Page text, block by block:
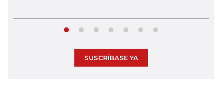
SUSCRÍBASE YA